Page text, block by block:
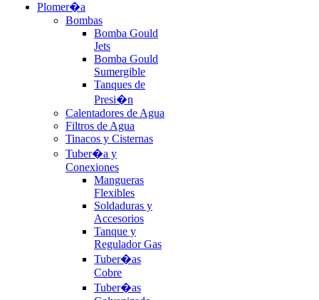
Plomer�a
Bombas
Bomba Gould
Jets
Bomba Gould
Sumergible
Tanques de
Presi�n
Calentadores de Agua
Filtros de Agua
Tinacos y Cisternas
Tuber�a y
Conexiones
Mangueras
Flexibles
Soldaduras y
Accesorios
Tanque y
Regulador Gas
Tuber�as
Cobre
Tuber�as